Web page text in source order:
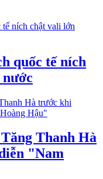
quốc tế ních
Thanh Hà
"Nam